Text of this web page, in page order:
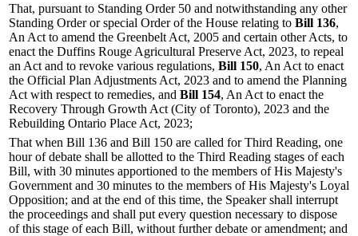
That, pursuant to Standing Order 50 and notwithstanding any other
Standing Order or special Order of the House relating to Bill 136,
An Act to amend the Greenbelt Act, 2005 and certain other Acts, to
enact the Duffins Rouge Agricultural Preserve Act, 2023, to repeal
an Act and to revoke various regulations, Bill 150, An Act to enact
the Official Plan Adjustments Act, 2023 and to amend the Planning
Act with respect to remedies, and Bill 154, An Act to enact the
Recovery Through Growth Act (City of Toronto), 2023 and the
Rebuilding Ontario Place Act, 2023;
That when Bill 136 and Bill 150 are called for Third Reading, one
hour of debate shall be allotted to the Third Reading stages of each
Bill, with 30 minutes apportioned to the members of His Majesty's
Government and 30 minutes to the members of His Majesty's Loyal
Opposition; and at the end of this time, the Speaker shall interrupt
the proceedings and shall put every question necessary to dispose
of this stage of each Bill, without further debate or amendment; and